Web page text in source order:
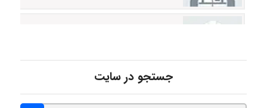
Kati
جستجو در سایت